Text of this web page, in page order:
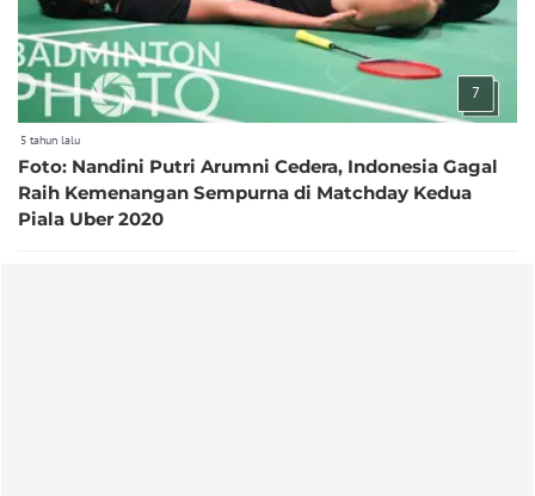
7
5 tahun lalu
Foto: Nandini Putri Arumni Cedera, Indonesia Gagal
Raih Kemenangan Sempurna di Matchday Kedua
Piala Uber 2020